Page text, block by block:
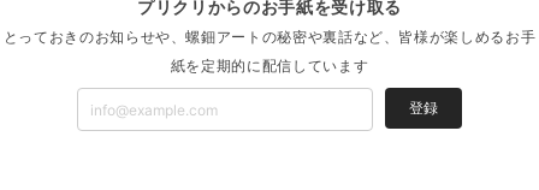
プリクリからのお手紙を受け取る
とっておきのお知らせや、螺鈿アートの秘密や裏話など、皆様が楽しめるお手
紙を定期的に配信しています
登録